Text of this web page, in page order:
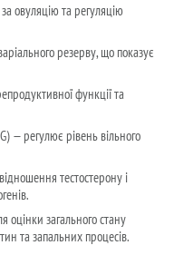
овуляцію та регуляцію
резерву, що показує
функції та
— регулює рівень вільного
тестостерону і
оцінки загального стану
та запальних процесів.